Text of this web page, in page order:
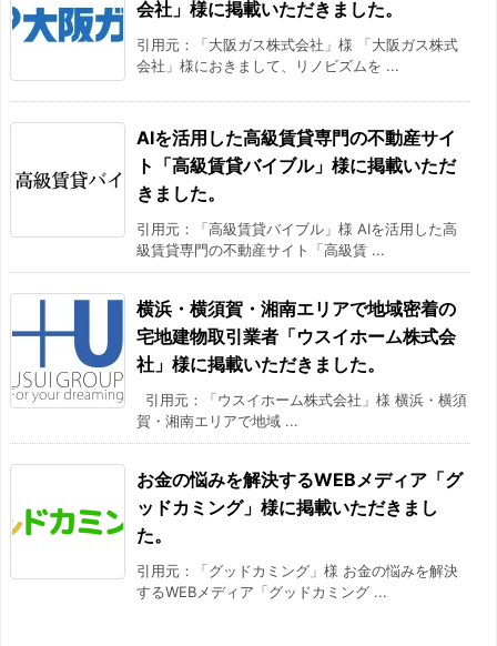
会社」様に掲載いただきました。
引用元：「大阪ガス株式会社」様 「大阪ガス株式
会社」様におきまして、リノビズムを ...
AIを活用した高級賃貸専門の不動産サイ
ト「高級賃貸バイブル」様に掲載いただ
きました。
引用元：「高級賃貸バイブル」様 AIを活用した高
級賃貸専門の不動産サイト「高級賃 ...
横浜・横須賀・湘南エリアで地域密着の
宅地建物取引業者「ウスイホーム株式会
社」様に掲載いただきました。
引用元：「ウスイホーム株式会社」様 横浜・横須
賀・湘南エリアで地域 ...
お金の悩みを解決するWEBメディア「グ
ッドカミング」様に掲載いただきまし
た。
引用元：「グッドカミング」様 お金の悩みを解決
するWEBメディア「グッドカミング ...